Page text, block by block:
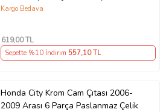
Kargo Bedava
619,00 TL
Sepette %10 İndirim 557,10 TL
Honda City Krom Cam Çıtası 2006-
2009 Arası 6 Parça Paslanmaz Çelik